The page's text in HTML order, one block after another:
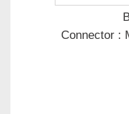
Connector :